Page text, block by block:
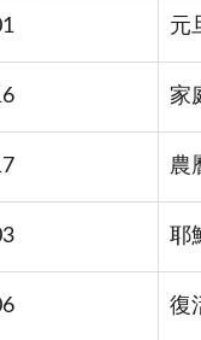
元
家
農
耶
復